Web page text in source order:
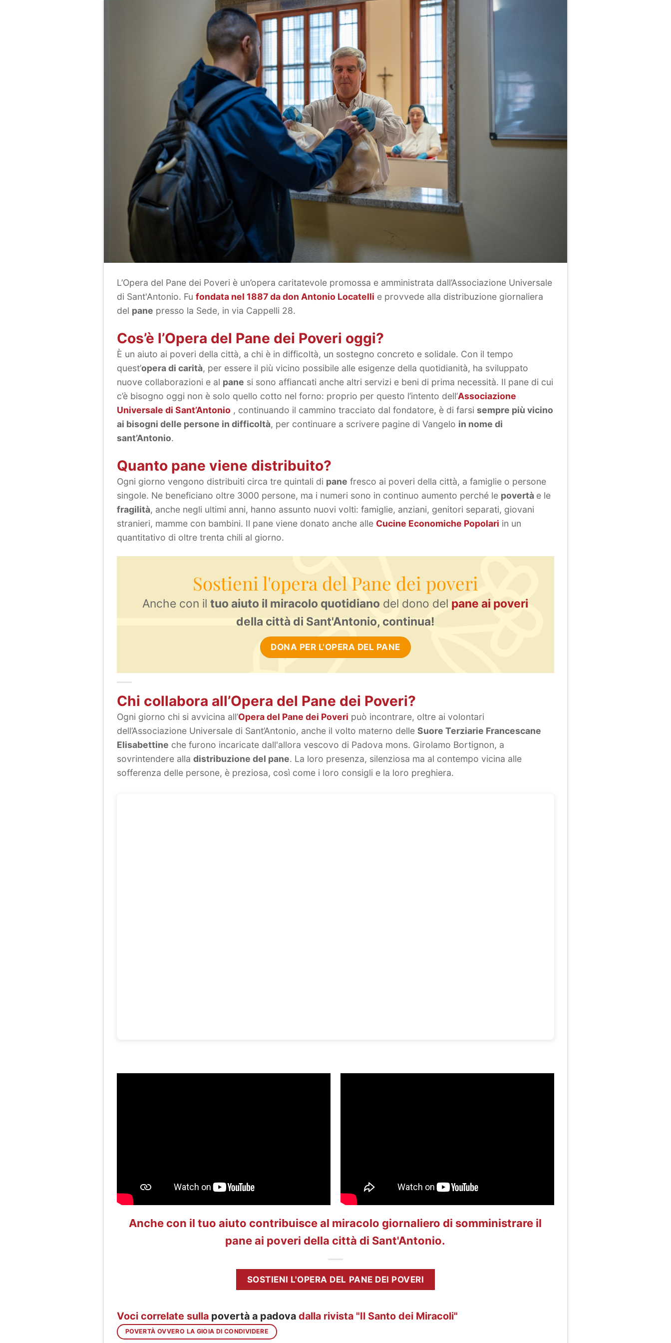
L’Opera del Pane dei Poveri è un’opera caritatevole promossa e amministrata dall’Associazione Universale
di Sant'Antonio. Fufondata nel 1887 da don Antonio Locatelli e provvede alla distribuzione giornaliera
del pane presso la Sede, in via Cappelli 28.
Cos’è l’Opera del Pane dei Poveri oggi?
È un aiuto ai poveri della città, a chi è in difficoltà, un sostegno concreto e solidale. Con il tempo
quest’opera di carità, per essere il più vicino possibile alle esigenze della quotidianità, ha sviluppato
nuove collaborazioni e al pane si sono affiancati anche altri servizi e beni di prima necessità. Il pane di cui
c’è bisogno oggi non è solo quello cotto nel forno: proprio per questo l’intento dell’Associazione
Universale di Sant’Antonio , continuando il cammino tracciato dal fondatore, è di farsisempre più vicino
ai bisogni delle persone in difficoltà, per continuare a scrivere pagine di Vangelo in nome di
sant’Antonio.
Quanto pane viene distribuito?
Ogni giorno vengono distribuiti circa tre quintali di pane fresco ai poveri della città, a famiglie o persone
singole. Ne beneficiano oltre 3000 persone, ma i numeri sono in continuo aumento perché le povertà e le
fragilità, anche negli ultimi anni, hanno assunto nuovi volti: famiglie, anziani, genitori separati, giovani
stranieri, mamme con bambini. Il pane viene donato anche alle Cucine Economiche Popolari in un
quantitativo di oltre trenta chili al giorno.
Sostieni l'opera del Pane dei poveri
Anche con iltuo aiuto il miracolo quotidiano del dono del pane ai poveri
della città di Sant'Antonio, continua!
DONA PER L'OPERA DEL PANE
Chi collabora all’Opera del Pane dei Poveri?
Ogni giorno chi si avvicina all’Opera del Pane dei Poveri può incontrare, oltre ai volontari
dell’Associazione Universale di Sant’Antonio, anche il volto materno delleSuore Terziarie Francescane
Elisabettine che furono incaricate dall'allora vescovo di Padova mons. Girolamo Bortignon, a
sovrintendere alladistribuzione del pane. La loro presenza, silenziosa ma al contempo vicina alle
sofferenza delle persone, è preziosa, così come i loro consigli e la loro preghiera.
Anche con il tuo aiuto contribuisce al miracolo giornaliero di somministrare il
pane ai poveri della città di Sant'Antonio.
SOSTIENI L'OPERA DEL PANE DEI POVERI
Voci correlate sulla povertà a padova dalla rivista "Il Santo dei Miracoli"
POVERTÀ OVVERO LA GIOIA DI CONDIVIDERE